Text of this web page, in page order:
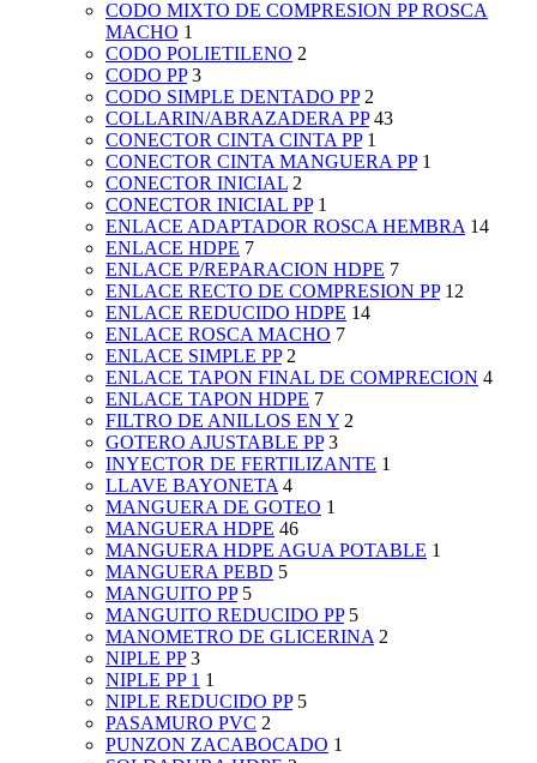
CODO MIXTO DE COMPRESION PP ROSCA
MACHO 1
CODO POLIETILENO 2
CODO PP 3
CODO SIMPLE DENTADO PP 2
COLLARIN/ABRAZADERA PP 43
CONECTOR CINTA CINTA PP 1
CONECTOR CINTA MANGUERA PP 1
CONECTOR INICIAL 2
CONECTOR INICIAL PP 1
ENLACE ADAPTADOR ROSCA HEMBRA 14
ENLACE HDPE 7
ENLACE P/REPARACION HDPE 7
ENLACE RECTO DE COMPRESION PP 12
ENLACE REDUCIDO HDPE 14
ENLACE ROSCA MACHO 7
ENLACE SIMPLE PP 2
ENLACE TAPON FINAL DE COMPRECION 4
ENLACE TAPON HDPE 7
FILTRO DE ANILLOS EN Y 2
GOTERO AJUSTABLE PP 3
INYECTOR DE FERTILIZANTE 1
LLAVE BAYONETA 4
MANGUERA DE GOTEO 1
MANGUERA HDPE 46
MANGUERA HDPE AGUA POTABLE 1
MANGUERA PEBD 5
MANGUITO PP 5
MANGUITO REDUCIDO PP 5
MANOMETRO DE GLICERINA 2
NIPLE PP 3
NIPLE PP 1 1
NIPLE REDUCIDO PP 5
PASAMURO PVC 2
PUNZON ZACABOCADO 1